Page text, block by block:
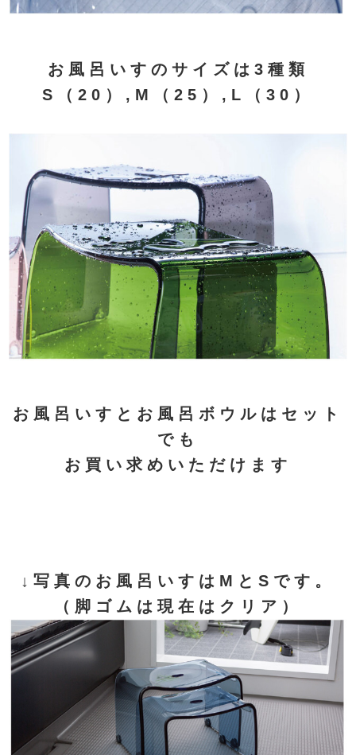
お風呂いすのサイズは3種類
S（20）,M（25）,L（30）
お風呂いすとお風呂ボウルはセット
でも
お買い求めいただけます
↓写真のお風呂いすはMとSです。
（脚ゴムは現在はクリア）